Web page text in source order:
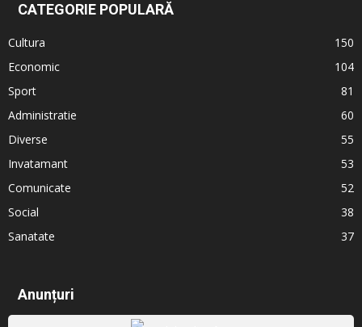
CATEGORIE POPULARĂ
Cultura
150
Economic
104
Sport
81
Administratie
60
Diverse
55
Invatamant
53
Comunicate
52
Social
38
Sanatate
37
Anunțuri